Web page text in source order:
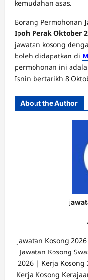
kemudahan asas.
Borang Permohonan
Ipoh Perak Oktober
jawatan kosong
boleh didapatkan di
permohonan ini
Isnin bertarikh 8
About the Author
Jawatan Kosong
Jawatan Kosong
2026 | Kerja Kosong
Kerja Kosong